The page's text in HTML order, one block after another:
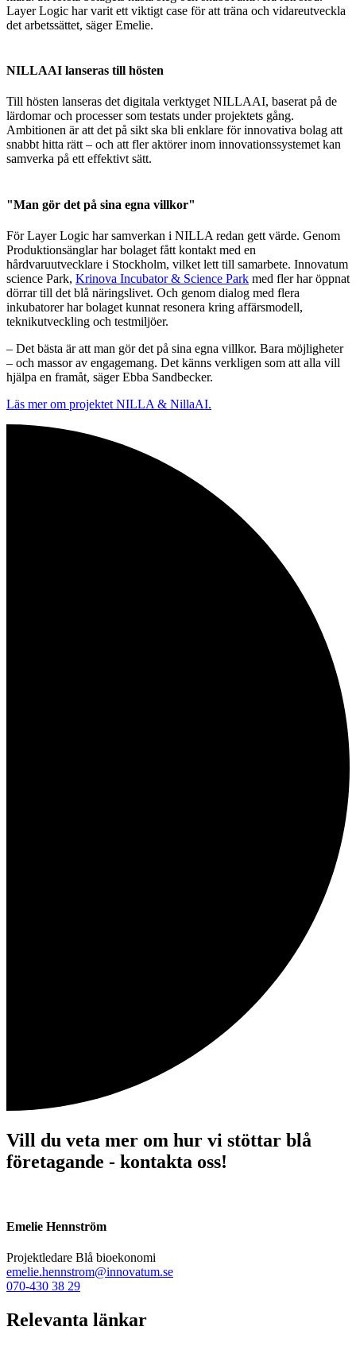
Layer Logic har varit ett viktigt case för att träna och vidareutveckla
det arbetssättet, säger Emelie.
NILLAAI lanseras till hösten
Till hösten lanseras det digitala verktyget NILLAAI, baserat på de
lärdomar och processer som testats under projektets gång.
Ambitionen är att det på sikt ska bli enklare för innovativa bolag att
snabbt hitta rätt – och att fler aktörer inom innovationssystemet kan
samverka på ett effektivt sätt.
"Man gör det på sina egna villkor"
För Layer Logic har samverkan i NILLA redan gett värde. Genom
Produktionsänglar har bolaget fått kontakt med en
hårdvaruutvecklare i Stockholm, vilket lett till samarbete. Innovatum
science Park, Krinova Incubator & Science Park med fler har öppnat
dörrar till det blå näringslivet. Och genom dialog med flera
inkubatorer har bolaget kunnat resonera kring affärsmodell,
teknikutveckling och testmiljöer.
– Det bästa är att man gör det på sina egna villkor. Bara möjligheter
– och massor av engagemang. Det känns verkligen som att alla vill
hjälpa en framåt, säger Ebba Sandbecker.
Läs mer om projektet NILLA & NillaAI.
Vill du veta mer om hur vi stöttar blå
företagande - kontakta oss!
Emelie Hennström
Projektledare Blå bioekonomi
emelie.hennstrom@innovatum.se
070-430 38 29
Relevanta länkar